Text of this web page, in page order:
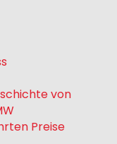
von
Preise